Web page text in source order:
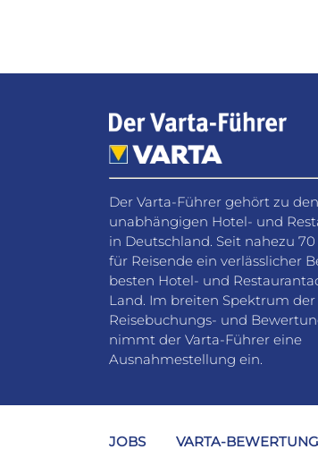
Der Varta-Führer gehört zu
unabhängigen Hotel- und
in Deutschland. Seit nahezu
für Reisende ein verlässlicher
besten Hotel- und
Land. Im breiten Spektrum der
Reisebuchungs- und
nimmt der Varta-Führer eine
Ausnahmestellung ein.
JOBS VARTA-BEWERTUNG